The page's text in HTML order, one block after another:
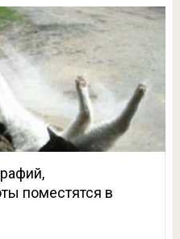
поместятся в